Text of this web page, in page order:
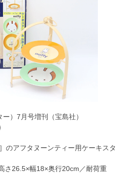
）7月号増刊（宝島社）
のアフタヌーンティー用ケーキスタ
さ26.5×幅18×奥行20cm／耐荷重